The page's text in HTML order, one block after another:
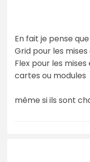
En fait je pense
Grid pour les
Flex pour les
cartes ou modules
même si ils sont